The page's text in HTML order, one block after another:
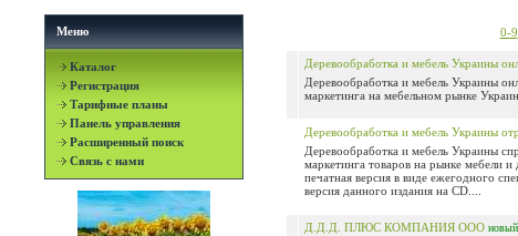
Меню
Каталог
Регистрация
Тарифные планы
Панель управления
Расширенный поиск
Связь с нами
0-9
Деревообработка и мебель Украины
Деревообработка и мебель Украины
маркетинга на мебельном рынке
Деревообработка и мебель Украины
Деревообработка и мебель Украины
маркетинга товаров на рынке мебели
печатная версия в виде ежегодного
версия данного издания на CD....
Д.Д.Д. ПЛЮС КОМПАНИЯ ООО новый